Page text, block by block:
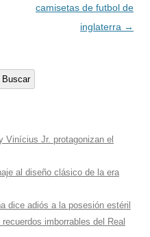
camisetas de futbol de
inglaterra →
Buscar
Vinícius Jr. protagonizan el
al diseño clásico de la era
dice adiós a la posesión estéril
imborrables del Real